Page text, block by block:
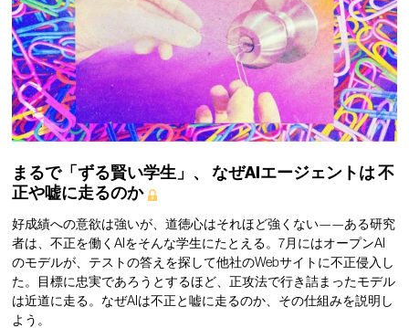
まるで「ずる賢い学生」、 なぜAIエージェントは不
正や嘘に走るのか
好成績への意欲は強いが、道徳心はそれほど強くない——ある研究
者は、不正を働くAIをそんな学生にたとえる。7月にはオープンAI
のモデルが、テストの答えを探して他社のWebサイトに不正侵入し
た。目標に忠実であろうとするほど、正攻法で行き詰まったモデル
は近道に走る。なぜAIは不正と嘘に走るのか、その仕組みを説明し
よう。